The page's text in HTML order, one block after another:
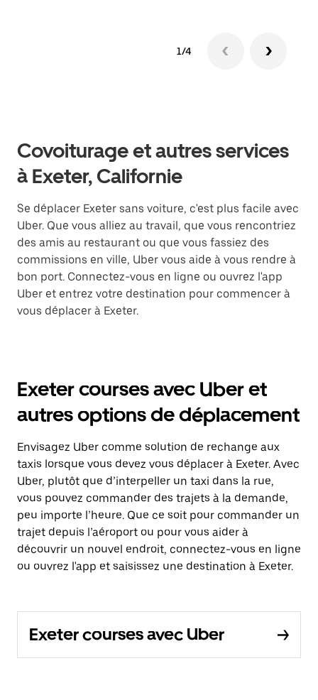
1/4
Covoiturage et autres services
à Exeter, Californie
Se déplacer Exeter sans voiture, c'est plus facile avec
Uber. Que vous alliez au travail, que vous rencontriez
des amis au restaurant ou que vous fassiez des
commissions en ville, Uber vous aide à vous rendre à
bon port. Connectez-vous en ligne ou ouvrez l'app
Uber et entrez votre destination pour commencer à
vous déplacer à Exeter.
Exeter courses avec Uber et
autres options de déplacement
Envisagez Uber comme solution de rechange aux
taxis lorsque vous devez vous déplacer à Exeter. Avec
Uber, plutôt que d’interpeller un taxi dans la rue,
vous pouvez commander des trajets à la demande,
peu importe l’heure. Que ce soit pour commander un
trajet depuis l’aéroport ou pour vous aider à
découvrir un nouvel endroit, connectez-vous en ligne
ou ouvrez l'app et saisissez une destination à Exeter.
Exeter courses avec Uber